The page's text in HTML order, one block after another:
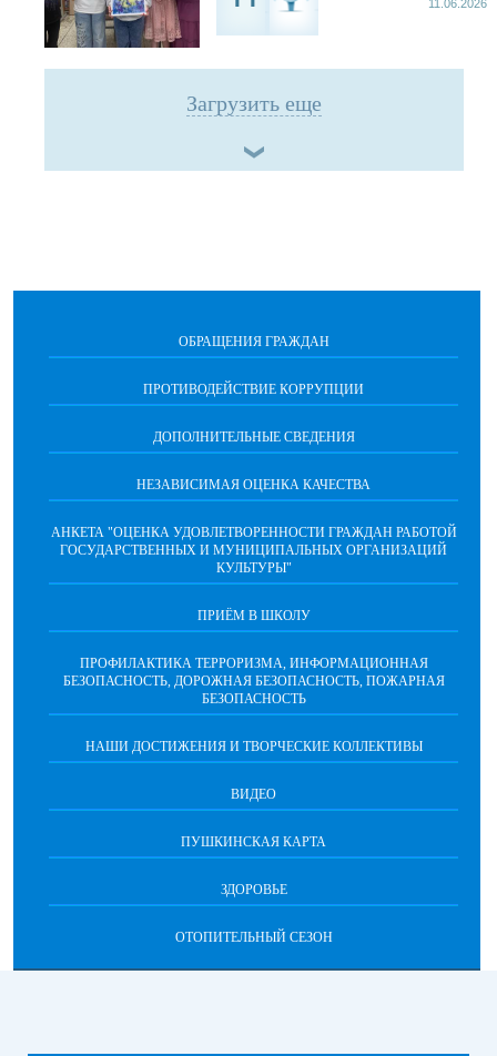
11.06.2026
Загрузить еще
ОБРАЩЕНИЯ ГРАЖДАН
ПРОТИВОДЕЙСТВИЕ КОРРУПЦИИ
ДОПОЛНИТЕЛЬНЫЕ СВЕДЕНИЯ
НЕЗАВИСИМАЯ ОЦЕНКА КАЧЕСТВА
АНКЕТА "ОЦЕНКА УДОВЛЕТВОРЕННОСТИ ГРАЖДАН РАБОТОЙ
ГОСУДАРСТВЕННЫХ И МУНИЦИПАЛЬНЫХ ОРГАНИЗАЦИЙ
КУЛЬТУРЫ"
ПРИЁМ В ШКОЛУ
ПРОФИЛАКТИКА ТЕРРОРИЗМА, ИНФОРМАЦИОННАЯ
БЕЗОПАСНОСТЬ, ДОРОЖНАЯ БЕЗОПАСНОСТЬ, ПОЖАРНАЯ
БЕЗОПАСНОСТЬ
НАШИ ДОСТИЖЕНИЯ И ТВОРЧЕСКИЕ КОЛЛЕКТИВЫ
ВИДЕО
ПУШКИНСКАЯ КАРТА
ЗДОРОВЬЕ
ОТОПИТЕЛЬНЫЙ СЕЗОН